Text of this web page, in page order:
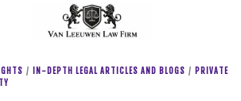
/ IN-DEPTH LEGAL ARTICLES AND BLOGS / PRIVATE